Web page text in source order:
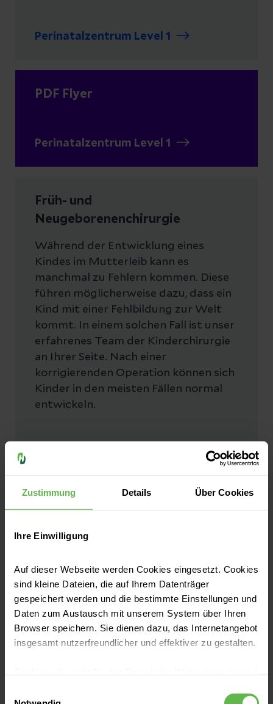
Zustimmung Details Über Cookies
Ihre Einwilligung
Auf dieser Webseite werden Cookies eingesetzt. Cookies
sind kleine Dateien, die auf Ihrem Datenträger
gespeichert werden und die bestimmte Einstellungen und
Daten zum Austausch mit unserem System über Ihren
Browser speichern. Sie dienen dazu, das Internetangebot
insgesamt nutzerfreundlicher und effektiver zu gestalten.
eingesetzt werden.
Perinatalzentrum Level 1
PDF Flyer
Perinatalzentrum Level 1
Früh- und
Neugeborenenchirurgie
Während der Entwicklung eines
Kindes im Mutterleib kann es
manchmal zu Fehlern kommen. Diese
führen möglicherweise dazu, dass ein
Kind mit einer Fehlbildung zur Welt
kommt. In einem solchen Fall ist unser
erfahrenes Team der Kinderchirurgie
an Ihrer Seite. Nach einer
korrigierenden Operation können sich
Kinder in den meisten Fällen normal
entwickeln.
Speiseröhre
Fehlbildungen im Analbereich
Kontakt:(07231) 969-2742